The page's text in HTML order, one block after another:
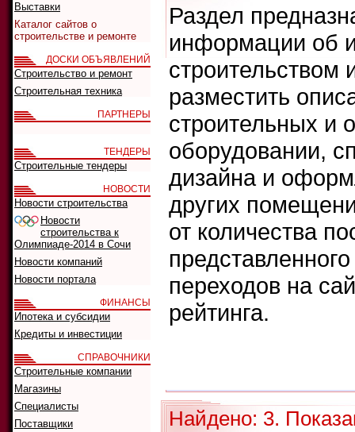
Раздел
информации об
разместить
строительных и
оборудовании,
дизайна и
других
от количества
переходов на
рейтинга.
Найдено: 3.
Выставки
Каталог сайтов о
строительстве и ремонте
ДОСКИ ОБЪЯВЛЕНИЙ
Строительство и ремонт
Строительная техника
ПАРТНЕРЫ
ТЕНДЕРЫ
Строительные тендеры
НОВОСТИ
Новости строительства
Новости
строительства к
Олимпиаде-2014 в Сочи
Новости компаний
Новости портала
ФИНАНСЫ
Ипотека и субсидии
Кредиты и инвестиции
СПРАВОЧНИКИ
Строительные компании
Магазины
Специалисты
Поставщики